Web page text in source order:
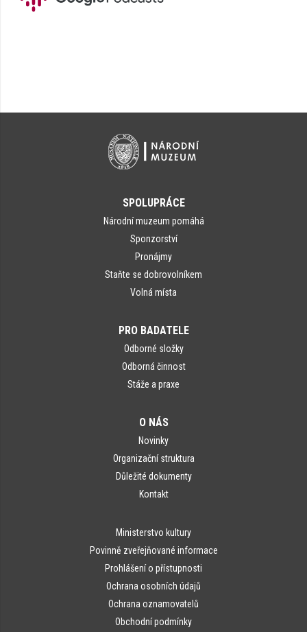
SPOLUPRÁCE
Národní muzeum pomáhá
Sponzorství
Pronájmy
Staňte se dobrovolníkem
Volná místa
PRO BADATELE
Odborné složky
Odborná činnost
Stáže a praxe
O NÁS
Novinky
Organizační struktura
Důležité dokumenty
Kontakt
Ministerstvo kultury
Povinně zveřejňované informace
Prohlášení o přístupnosti
Ochrana osobních údajů
Ochrana oznamovatelů
Obchodní podmínky